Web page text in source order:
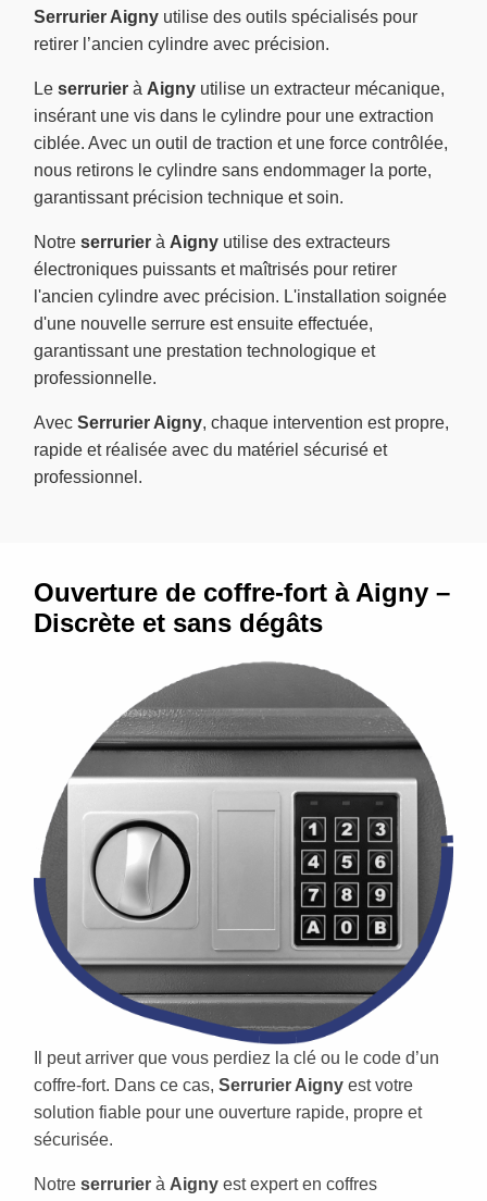
Serrurier Aigny utilise des outils spécialisés pour
retirer l’ancien cylindre avec précision.
Le serrurier à Aigny utilise un extracteur mécanique,
insérant une vis dans le cylindre pour une extraction
ciblée. Avec un outil de traction et une force contrôlée,
nous retirons le cylindre sans endommager la porte,
garantissant précision technique et soin.
Notre serrurier à Aigny utilise des extracteurs
électroniques puissants et maîtrisés pour retirer
l'ancien cylindre avec précision. L'installation soignée
d'une nouvelle serrure est ensuite effectuée,
garantissant une prestation technologique et
professionnelle.
Avec Serrurier Aigny, chaque intervention est propre,
rapide et réalisée avec du matériel sécurisé et
professionnel.
Ouverture de coffre-fort à Aigny –
Discrète et sans dégâts
Il peut arriver que vous perdiez la clé ou le code d’un
coffre-fort. Dans ce cas, Serrurier Aigny est votre
solution fiable pour une ouverture rapide, propre et
sécurisée.
Notre serrurier à Aigny est expert en coffres